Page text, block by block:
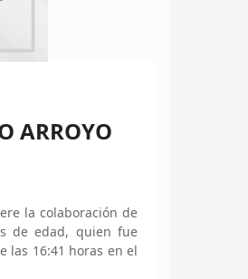
ARROYO
la colaboración de
de edad, quien fue
las 16:41 horas en el